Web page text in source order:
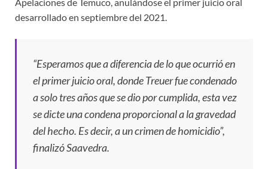
desarrollado en septiembre del 2021.
“Esperamos que a diferencia de lo que ocurrió en
el primer juicio oral, donde Treuer fue condenado
a solo tres años que se dio por cumplida, esta vez
se dicte una condena proporcional a la gravedad
del hecho. Es decir, a un crimen de homicidio”,
finalizó Saavedra.